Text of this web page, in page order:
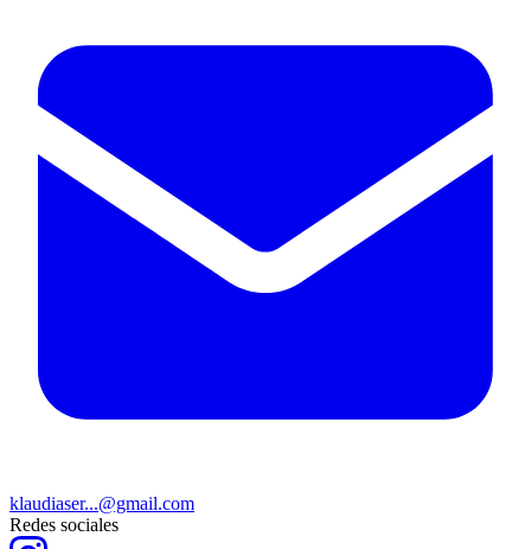
klaudiaser...@gmail.com
Redes sociales